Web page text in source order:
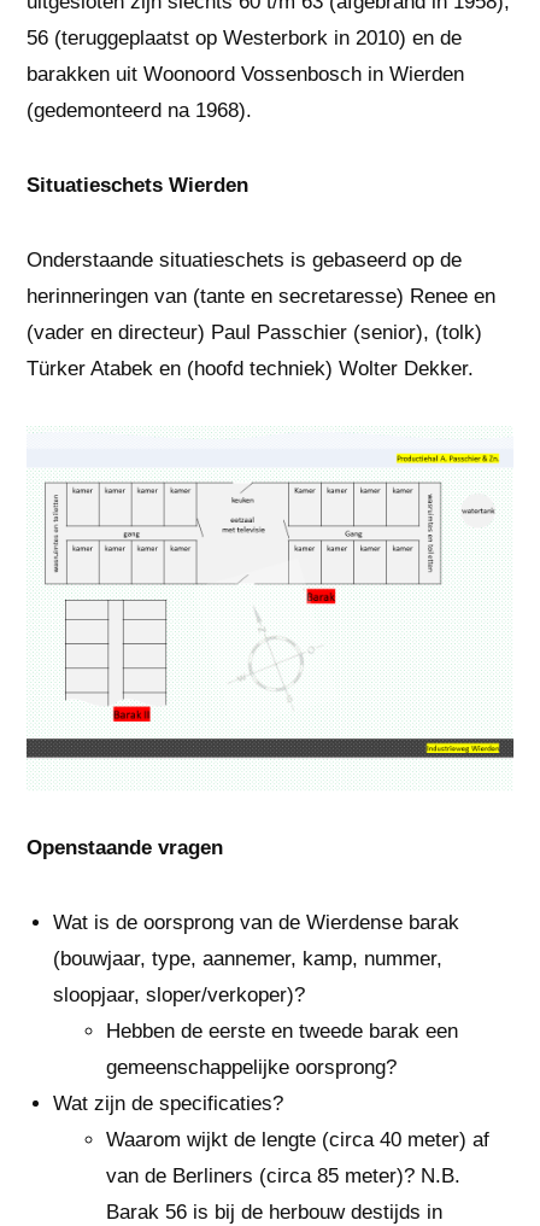
56 (teruggeplaatst op Westerbork in 2010) en de
barakken uit Woonoord Vossenbosch in Wierden
(gedemonteerd na 1968).
Situatieschets Wierden
Onderstaande situatieschets is gebaseerd op de
herinneringen van (tante en secretaresse) Renee en
(vader en directeur) Paul Passchier (senior), (tolk)
Türker Atabek en (hoofd techniek) Wolter Dekker.
Openstaande vragen
Wat is de oorsprong van de Wierdense barak
(bouwjaar, type, aannemer, kamp, nummer,
sloopjaar, sloper/verkoper)?
Hebben de eerste en tweede barak een
gemeenschappelijke oorsprong?
Wat zijn de specificaties?
Waarom wijkt de lengte (circa 40 meter) af
van de Berliners (circa 85 meter)? N.B.
Barak 56 is bij de herbouw destijds in